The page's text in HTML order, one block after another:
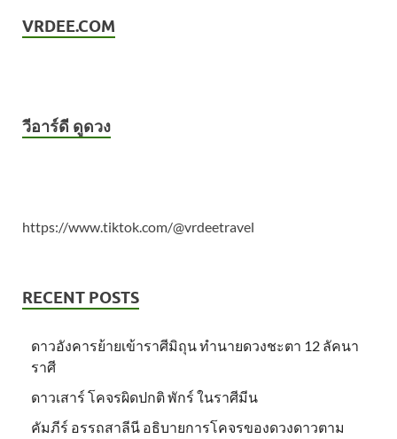
VRDEE.COM
วีอาร์ดี ดูดวง
https://www.tiktok.com/@vrdeetravel
RECENT POSTS
ดาวอังคารย้ายเข้าราศีมิถุน ทำนายดวงชะตา 12 ลัคนา
ราศี
ดาวเสาร์ โคจรผิดปกติ พักร์ ในราศีมีน
คัมภีร์ อรรถสาลีนี อธิบายการโคจรของดวงดาวตาม